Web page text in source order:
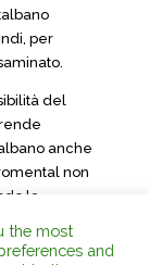
per
del
anche
non
la
10).
the most
and